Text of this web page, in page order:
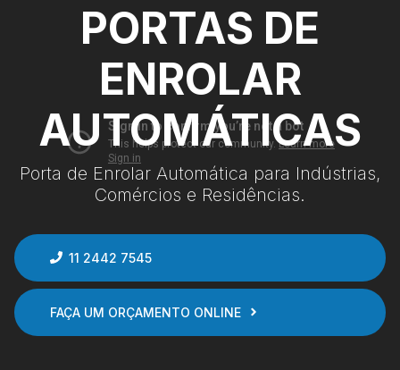
PORTAS DE
ENROLAR
AUTOMÁTICAS
Porta de Enrolar Automática para Indústrias,
Comércios e Residências.
11 2442 7545
FAÇA UM ORÇAMENTO ONLINE